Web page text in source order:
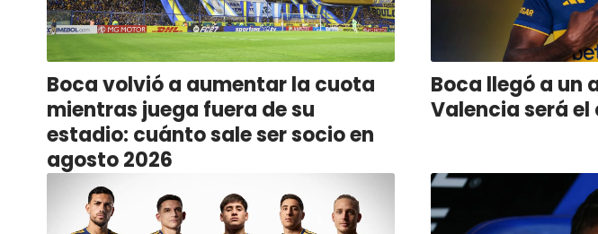
Boca volvió a aumentar la cuota
mientras juega fuera de su
estadio: cuánto sale ser socio en
agosto 2026
Boca llegó a un
Valencia será